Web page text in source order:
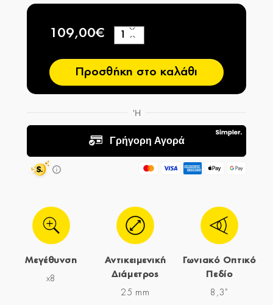
109,00€
−
+
Προσθήκη στο καλάθι
Μεγέθυνση
x8
Αντικειμενική
Διάμετρος
25 mm
Γωνιακό Οπτικό
Πεδίο
8,3˚